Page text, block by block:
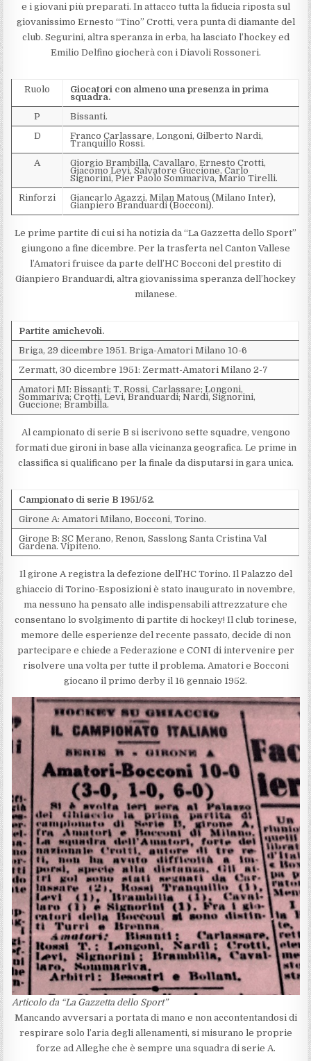
e i giovani più preparati. In attacco tutta la fiducia riposta sul
giovanissimo Ernesto “Tino” Crotti, vera punta di diamante del
club. Segurini, altra speranza in erba, ha lasciato l’hockey ed
Emilio Delfino giocherà con i Diavoli Rossoneri.
Ruolo Giocatori con almeno una presenza in prima
squadra.
P
Bissanti.
D
Franco Carlassare, Longoni, Gilberto Nardi,
Tranquillo Rossi.
A
Giorgio Brambilla, Cavallaro, Ernesto Crotti,
Giacomo Levi, Salvatore Guccione, Carlo
Signorini, Pier Paolo Sommariva, Mario Tirelli.
Rinforzi
Giancarlo Agazzi, Milan Matous (Milano Inter),
Gianpiero Branduardi (Bocconi).
Le prime partite di cui si ha notizia da “La Gazzetta dello Sport”
giungono a fine dicembre. Per la trasferta nel Canton Vallese
l’Amatori fruisce da parte dell’HC Bocconi del prestito di
Gianpiero Branduardi, altra giovanissima speranza dell’hockey
milanese.
Partite amichevoli.
Briga, 29 dicembre 1951. Briga-Amatori Milano 10-6
Zermatt, 30 dicembre 1951: Zermatt-Amatori Milano 2-7
Amatori MI: Bissanti; T. Rossi, Carlassare; Longoni,
Sommariva; Crotti, Levi, Branduardi; Nardi, Signorini,
Guccione; Brambilla.
Al campionato di serie B si iscrivono sette squadre, vengono
formati due gironi in base alla vicinanza geografica. Le prime in
classifica si qualificano per la finale da disputarsi in gara unica.
Campionato di serie B 1951/52.
Girone A: Amatori Milano, Bocconi, Torino.
Girone B: SC Merano, Renon, Sasslong Santa Cristina Val
Gardena. Vipiteno.
Il girone A registra la defezione dell’HC Torino. Il Palazzo del
ghiaccio di Torino-Esposizioni è stato inaugurato in novembre,
ma nessuno ha pensato alle indispensabili attrezzature che
consentano lo svolgimento di partite di hockey! Il club torinese,
memore delle esperienze del recente passato, decide di non
partecipare e chiede a Federazione e CONI di intervenire per
risolvere una volta per tutte il problema. Amatori e Bocconi
giocano il primo derby il 16 gennaio 1952.
Articolo da “La Gazzetta dello Sport”
Mancando avversari a portata di mano e non accontentandosi di
respirare solo l’aria degli allenamenti, si misurano le proprie
forze ad Alleghe che è sempre una squadra di serie A.